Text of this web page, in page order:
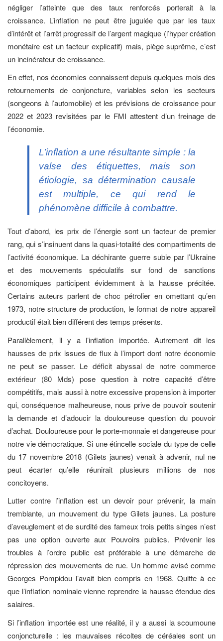
négliger l’atteinte que des taux renforcés porterait à la
croissance. L’inflation ne peut être jugulée que par les taux
d’intérêt et l’arrêt progressif de l’argent magique (l’hyper création
monétaire est un facteur explicatif) mais, piège suprême, c’est
un incinérateur de croissance.
En effet, nos économies connaissent depuis quelques mois des
retournements de conjoncture, variables selon les secteurs
(songeons à l’automobile) et les prévisions de croissance pour
2022 et 2023 revisitées par le FMI attestent d’un freinage de
l’économie.
L’inflation a une résultante simple : la
valse des étiquettes, mais son
étiologie, sa détermination causale
est multiple, ce qui rend le
phénomène difficile à combattre.
Tout d’abord, les prix de l’énergie sont un facteur de premier
rang, qui s’insinuent dans la quasi-totalité des compartiments de
l’activité économique. La déchirante guerre subie par l’Ukraine
et des mouvements spéculatifs sur fond de sanctions
économiques participent évidemment à la hausse précitée.
Certains auteurs parlent de choc pétrolier en omettant qu’en
1973, notre structure de production, le format de notre appareil
productif était bien différent des temps présents.
Parallèlement, il y a l’inflation importée. Autrement dit les
hausses de prix issues de flux à l’import dont notre économie
ne peut se passer. Le déficit abyssal de notre commerce
extérieur (80 Mds) pose question à notre capacité d’être
compétitifs, mais aussi à notre excessive propension à importer
qui, conséquence malheureuse, nous prive de pouvoir soutenir
la demande et d’adoucir la douloureuse question du pouvoir
d’achat. Douloureuse pour le porte-monnaie et dangereuse pour
notre vie démocratique. Si une étincelle sociale du type de celle
du 17 novembre 2018 (Gilets jaunes) venait à advenir, nul ne
peut écarter qu’elle réunirait plusieurs millions de nos
concitoyens.
Lutter contre l’inflation est un devoir pour prévenir, la main
tremblante, un mouvement du type Gilets jaunes. La posture
d’aveuglement et de surdité des fameux trois petits singes n’est
pas une option ouverte aux Pouvoirs publics. Prévenir les
troubles à l’ordre public est préférable à une démarche de
répression des mouvements de rue. Un homme avisé comme
Georges Pompidou l’avait bien compris en 1968. Quitte à ce
que l’inflation nominale vienne reprendre la hausse étendue des
salaires.
Si l’inflation importée est une réalité, il y a aussi la scoumoune
conjoncturelle : les mauvaises récoltes de céréales sont un